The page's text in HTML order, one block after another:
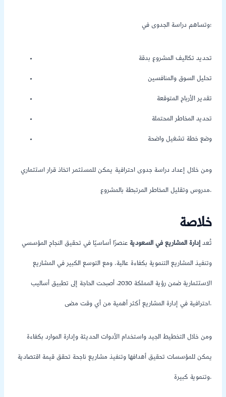
وتساهم دراسة الجدوى في:
تحديد تكاليف المشروع بدقة
تحليل السوق والمنافسين
تقدير الأرباح المتوقعة
تحديد المخاطر المحتملة
وضع خطة تشغيل واضحة
ومن خلال إعداد دراسة جدوى احترافية يمكن للمستثمر اتخاذ قرار استثماري
مدروس وتقليل المخاطر المرتبطة بالمشروع.
خلاصة
تُعد إدارة المشاريع في السعوديةعنصرًا أساسيًا في تحقيق النجاح المؤسسي
وتنفيذ المشاريع التنموية بكفاءة عالية. ومع التوسع الكبير في المشاريع
الاستثمارية ضمن رؤية المملكة 2030، أصبحت الحاجة إلى تطبيق أساليب
احترافية في إدارة المشاريع أكثر أهمية من أي وقت مضى.
ومن خلال التخطيط الجيد واستخدام الأدوات الحديثة وإدارة الموارد بكفاءة
يمكن للمؤسسات تحقيق أهدافها وتنفيذ مشاريع ناجحة تحقق قيمة اقتصادية
وتنموية كبيرة.